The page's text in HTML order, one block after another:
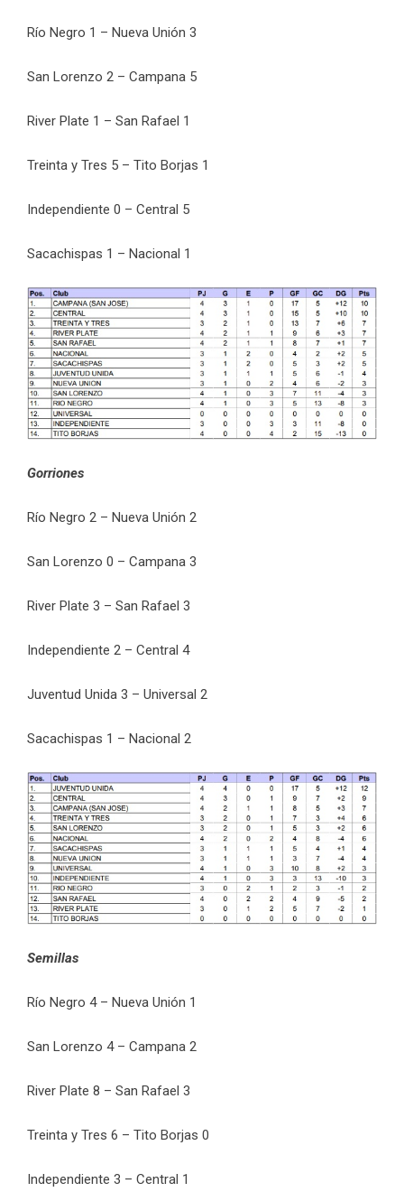
Río Negro 1 – Nueva Unión 3
San Lorenzo 2 – Campana 5
River Plate 1 – San Rafael 1
Treinta y Tres 5 – Tito Borjas 1
Independiente 0 – Central 5
Sacachispas 1 – Nacional 1
Gorriones
Río Negro 2 – Nueva Unión 2
San Lorenzo 0 – Campana 3
River Plate 3 – San Rafael 3
Independiente 2 – Central 4
Juventud Unida 3 – Universal 2
Sacachispas 1 – Nacional 2
Semillas
Río Negro 4 – Nueva Unión 1
San Lorenzo 4 – Campana 2
River Plate 8 – San Rafael 3
Treinta y Tres 6 – Tito Borjas 0
Independiente 3 – Central 1